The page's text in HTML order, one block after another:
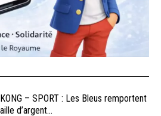
– SPORT : Les Bleus remportent
d’argent...